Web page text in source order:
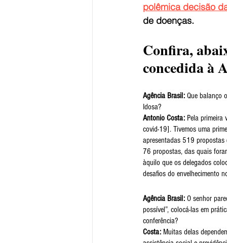
polêmica decisão
de doenças.
Confira,
concedida à
Agência Brasil: Que balanço
Idosa?
Antonio Costa: Pela
covid-19]. Tivemos uma
apresentadas 519 propostas
76 propostas, das quais
àquilo que os delegados
desafios do envelhecimento
Agência Brasil: O senhor
possível”, colocá-las em
conferência?
Costa: Muitas delas